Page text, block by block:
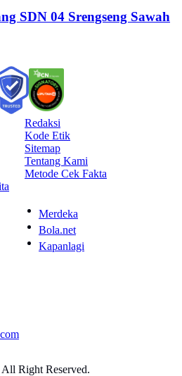
SDN 04 Srengseng Sawah
Redaksi
Kode Etik
Sitemap
Tentang Kami
Metode Cek Fakta
Merdeka
Bola.net
Kapanlagi
Right Reserved.